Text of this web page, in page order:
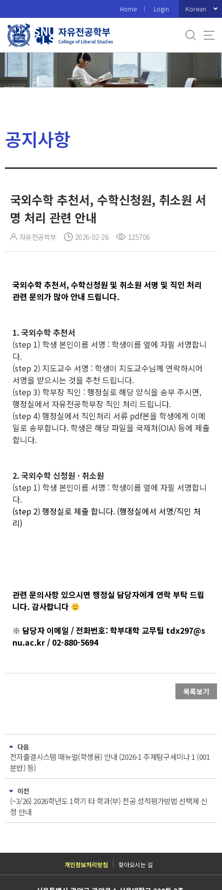
로
메
Home Login Korean
공지사항
국외수학 추천서, 수학신청원, 취소원 서
명 처리 관련 안내
자유전공학부 2026-02-26 125706
국외수학 추천서, 수학신청원 및 취소원 서명 및 직인 처리
관련 문의가 많아 안내 드립니다.
1. 국외수학 추천서
(step 1) 학생 본인이름 서명 : 학생이름 옆에 자필 서명합니
다.
(step 2) 지도교수 서명 : 학생이 지도교수님께 연락하시어
서명을 받으시는 것을 추천 드립니다.
(step 3) 학부장 직인 : 행정실로 해당 양식을 송부 주시면,
행정실에서 자유전공학부장 직인 처리 드립니다.
(step 4) 행정실에서 직인처리 서류 pdf본을 학생에게 이메
일로 송부합니다. 학생은 해당 파일을 국제처(OIA) 등에 제출
합니다.
2. 국외수학 신청원 · 취소원
(step 1) 학생 본인이름 서명 : 학생이름 옆에 자필 서명합니
다.
(step 2) 행정실로 제출 합니다. (행정실에서 서명/직인 처
리)
관련 문의사항 있으시면 행정실 담당자에게 연락 부탁 드립
니다. 감사합니다
※ 담당자 이메일 / 전화번호: 학부대학 교무팀 tdx297@s
nu.ac.kr / 02-880-5694
목록보기
다음
전자출결시스템 매뉴얼(학생용) 안내 (2026-1 주제탐구세미나 1 (001
분반) 등)
이전
(~3/26) 2026학년도 1학기 타 학과(부) 전공 성적평가방법 선택제 신
청 안내
개인정보처리방침 찾아오시는 길